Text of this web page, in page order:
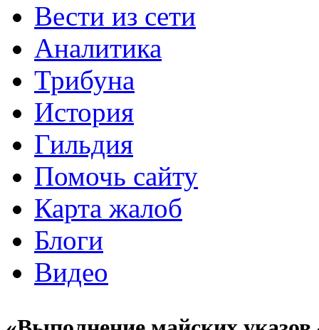
Вести из сети
Аналитика
Трибуна
История
Гильдия
Помочь сайту
Карта жалоб
Блоги
Видео